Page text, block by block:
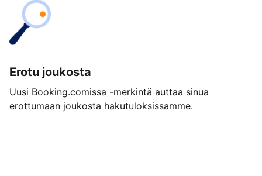
Erotu joukosta
Uusi Booking.comissa -merkintä auttaa sinua
erottumaan joukosta hakutuloksissamme.
Aloita jo tänään